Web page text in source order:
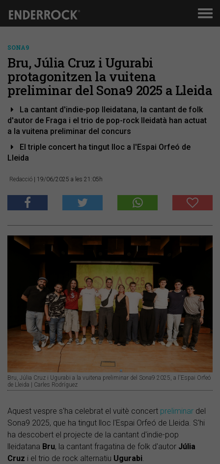
SONA9
Bru, Júlia Cruz i Ugurabi
protagonitzen la vuitena
preliminar del Sona9 2025 a Lleida
La cantant d'indie-pop lleidatana, la cantant de folk
d'autor de Fraga i el trio de pop-rock lleidatà han actuat
a la vuitena preliminar del concurs
El triple concert ha tingut lloc a l'Espai Orfeó de
Lleida
Redacció | 19/06/2025 a les 21:05h
Bru, Júlia Cruz i Ugurabi a la vuitena preliminar del Sona9 2025, a l'Espai Orfeó
de Lleida | Carles Rodríguez
Aquest vespre s'ha celebrat el vuitè concert preliminar del
Sona9 2025, que ha tingut lloc l'Espai Orfeó de Lleida. S'hi
ha descobert el projecte de la cantant d'indie-pop
lleidatana Bru, la cantant fragatina de folk d'autor Júlia
Cruz i el trio de rock alternatiu Ugurabi.